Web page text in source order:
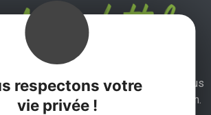
respectons votre
vie privée !
newsletter mensuelle et laissez-vous
pleinement de votre séjour en Aveyron.